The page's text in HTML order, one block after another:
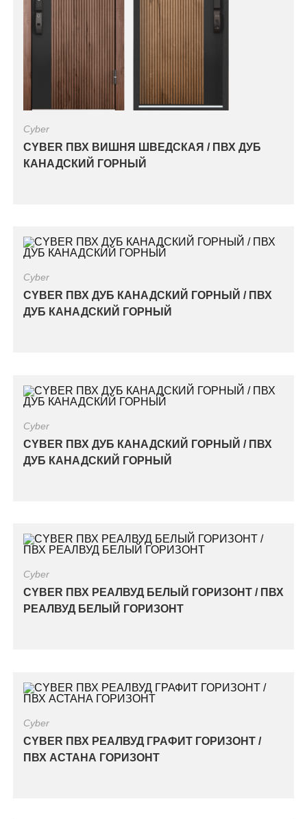
Cyber
CYBER ПВХ ВИШНЯ ШВЕДСКАЯ / ПВХ ДУБ
КАНАДСКИЙ ГОРНЫЙ
Cyber
CYBER ПВХ ДУБ КАНАДСКИЙ ГОРНЫЙ / ПВХ
ДУБ КАНАДСКИЙ ГОРНЫЙ
Cyber
CYBER ПВХ ДУБ КАНАДСКИЙ ГОРНЫЙ / ПВХ
ДУБ КАНАДСКИЙ ГОРНЫЙ
Cyber
CYBER ПВХ РЕАЛВУД БЕЛЫЙ ГОРИЗОНТ / ПВХ
РЕАЛВУД БЕЛЫЙ ГОРИЗОНТ
Cyber
CYBER ПВХ РЕАЛВУД ГРАФИТ ГОРИЗОНТ /
ПВХ АСТАНА ГОРИЗОНТ